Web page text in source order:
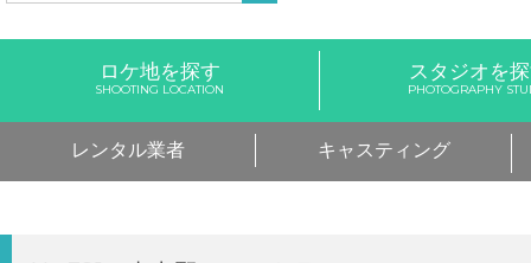
ロケ地を探す
SHOOTING LOCATION
スタジオを
PHOTOGRAPHY
レンタル業者 キャスティング